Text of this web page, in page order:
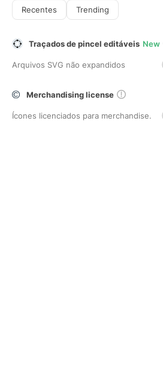
Recentes Trending
Traçados de pincel editáveis New
Arquivos SVG não expandidos
Merchandising license
Ícones licenciados para merchandise.